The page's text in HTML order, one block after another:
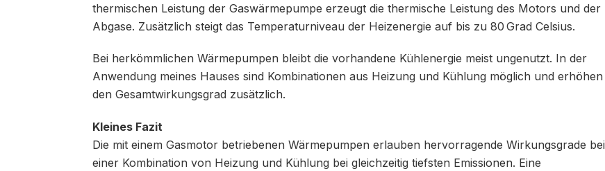
thermischen Leistung der Gaswärmepumpe erzeugt die thermische Leistung des Motors und der
Abgase. Zu­sätzlich steigt das Temperaturniveau der Heizenergie auf bis zu 80 Grad Celsius.
Bei herkömmlichen Wärmepumpen bleibt die vorhandene Kühlenergie meist ungenutzt. In der
Anwendung meines Hauses sind Kombinationen aus Heizung und Kühlung möglich und erhöhen
den Gesamtwirkungsgrad zusätzlich.
Kleines Fazit
Die mit einem Gasmotor betriebenen Wärmepumpen erlauben hervorragende Wirkungsgrade bei
einer Kombination von Heizung und Kühlung bei gleichzeitig tiefsten Emissionen. Eine